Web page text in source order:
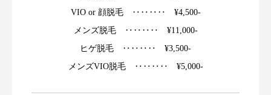
VIO or 顔脱毛 ‥‥‥‥ ¥4,500-
メンズ脱毛 ‥‥‥‥ ¥11,000-
ヒゲ脱毛 ‥‥‥‥ ¥3,500-
メンズVIO脱毛 ‥‥‥‥ ¥5,000-